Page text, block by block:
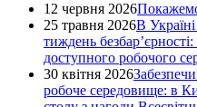
12 червня 2026
25 травня 2026В
тиждень
доступного робочого
30 квітня 2026
робоче середовище: в